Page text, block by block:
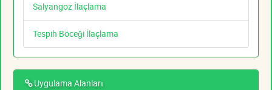
Salyangoz İlaçlama
Tespih Böceği İlaçlama
Uygulama Alanları